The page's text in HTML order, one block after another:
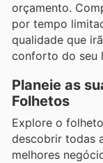
orçamento.
por tempo
qualidade que
conforto do seu
Planeie as
Folhetos
Explore o
descobrir todas
melhores